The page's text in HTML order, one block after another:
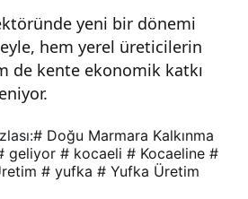
yeni bir dönemi
hem yerel üreticilerin
de kente ekonomik katkı
# Doğu Marmara Kalkınma
geliyor # kocaeli # Kocaeline #
# yufka # Yufka Üretim